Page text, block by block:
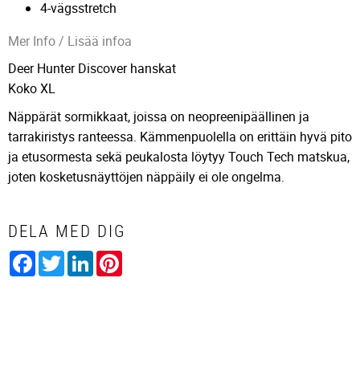
4-vägsstretch
Mer Info / Lisää infoa
Deer Hunter Discover hanskat
Koko XL
Näppärät sormikkaat, joissa on neopreenipäällinen ja
tarrakiristys ranteessa. Kämmenpuolella on erittäin hyvä pito
ja etusormesta sekä peukalosta löytyy Touch Tech matskua,
joten kosketusnäyttöjen näppäily ei ole ongelma.
DELA MED DIG
Facebook
TwitterLinkedIn